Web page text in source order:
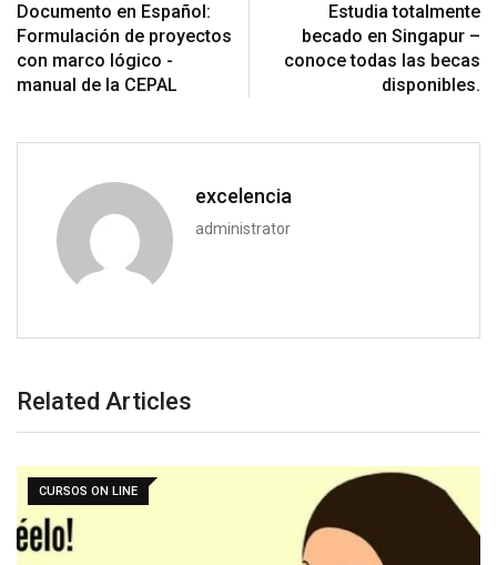
Documento en Español:
Formulación de proyectos
con marco lógico -
manual de la CEPAL
Estudia totalmente
becado en Singapur –
conoce todas las becas
disponibles.
excelencia
administrator
Related Articles
CURSOS ON LINE